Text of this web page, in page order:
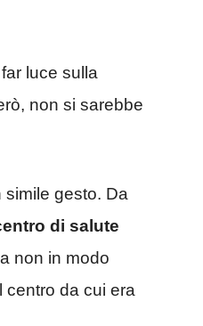
luce sulla
non si sarebbe
gesto. Da
di salute
non in modo
centro da cui era